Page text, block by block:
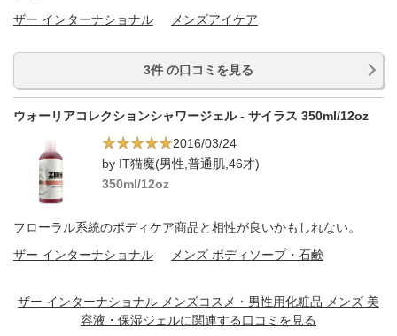
ザー インターナショナル
メンズアイケア
3件 の口コミを見る
ウォーリアコレクションシャワージェル - サイラス 350ml/12oz
2016/03/24
by IT猫魔(男性,普通肌,46才)
350ml/12oz
フローラル系統のボディケア商品と相性が良いかもしれない。
ザー インターナショナル
メンズ ボディソープ・石鹸
ザー インターナショナル メンズコスメ・男性用化粧品 メンズ 美
容液・保湿ジェルに関連する口コミを見る